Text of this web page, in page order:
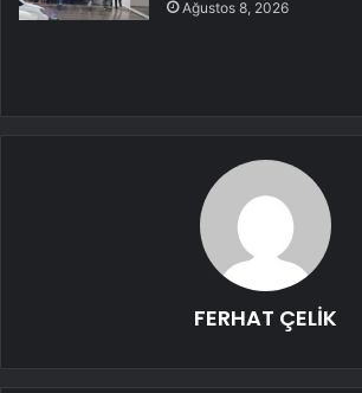
Ağustos 8, 2026
FERHAT ÇELİK